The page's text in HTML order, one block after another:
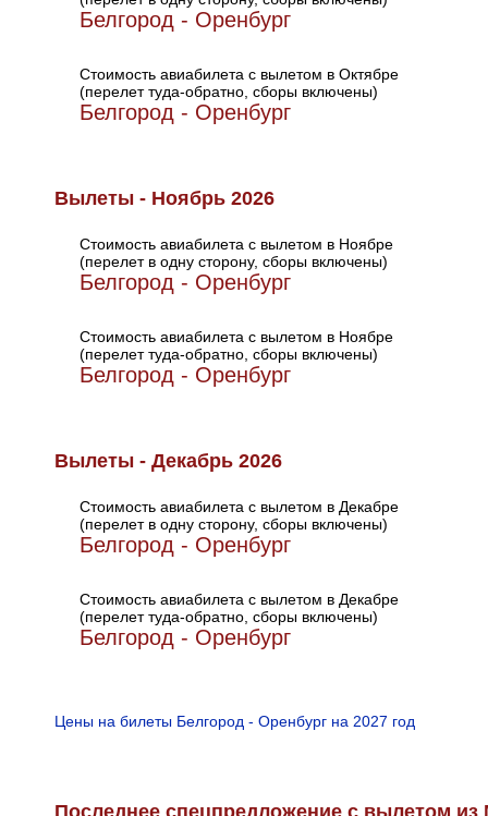
Белгород - Оренбург
Стоимость авиабилета с вылетом в Октябре
(перелет туда-обратно, сборы включены)
Белгород - Оренбург
Вылеты - Ноябрь 2026
Стоимость авиабилета с вылетом в Ноябре
(перелет в одну сторону, сборы включены)
Белгород - Оренбург
Стоимость авиабилета с вылетом в Ноябре
(перелет туда-обратно, сборы включены)
Белгород - Оренбург
Вылеты - Декабрь 2026
Стоимость авиабилета с вылетом в Декабре
(перелет в одну сторону, сборы включены)
Белгород - Оренбург
Стоимость авиабилета с вылетом в Декабре
(перелет туда-обратно, сборы включены)
Белгород - Оренбург
Цены на билеты Белгород - Оренбург на 2027 год
Последнее спецпредложение с вылетом